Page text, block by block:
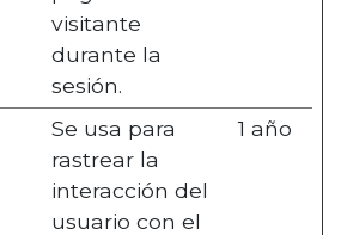
visitante
durante la
sesión.
Se usa para
rastrear la
interacción del
usuario con el
1 año